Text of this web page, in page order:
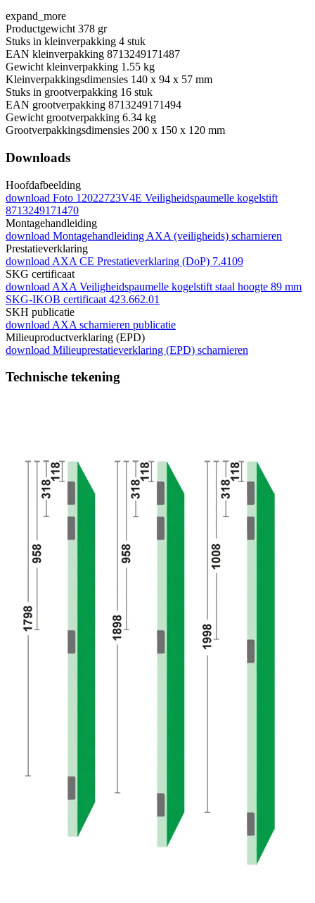
expand_more
Productgewicht 378 gr
Stuks in kleinverpakking 4 stuk
EAN kleinverpakking 8713249171487
Gewicht kleinverpakking 1.55 kg
Kleinverpakkingsdimensies 140 x 94 x 57 mm
Stuks in grootverpakking 16 stuk
EAN grootverpakking 8713249171494
Gewicht grootverpakking 6.34 kg
Grootverpakkingsdimensies 200 x 150 x 120 mm
Downloads
Hoofdafbeelding
download Foto 12022723V4E Veiligheidspaumelle kogelstift
8713249171470
Montagehandleiding
download Montagehandleiding AXA (veiligheids) scharnieren
Prestatieverklaring
download AXA CE Prestatieverklaring (DoP) 7.4109
SKG certificaat
download AXA Veiligheidspaumelle kogelstift staal hoogte 89 mm
SKG-IKOB certificaat 423.662.01
SKH publicatie
download AXA scharnieren publicatie
Milieuproductverklaring (EPD)
download Milieuprestatieverklaring (EPD) scharnieren
Technische tekening